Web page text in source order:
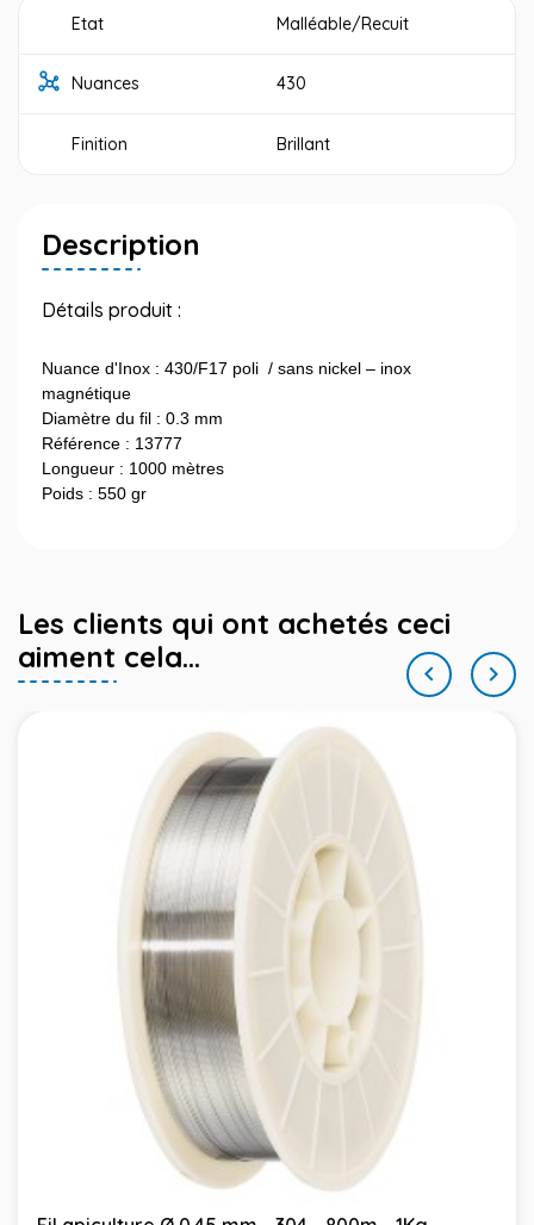
Etat Malléable/Recuit
Nuances 430
Finition Brillant
Description
Détails produit :
Nuance d'Inox : 430/F17 poli / sans nickel – inox
magnétique
Diamètre du fil : 0.3 mm
Référence : 13777
Longueur : 1000 mètres
Poids : 550 gr
Les clients qui ont achetés ceci
aiment cela...
 